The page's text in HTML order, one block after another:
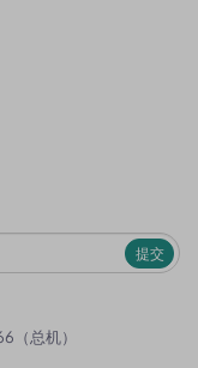
提交
总机）